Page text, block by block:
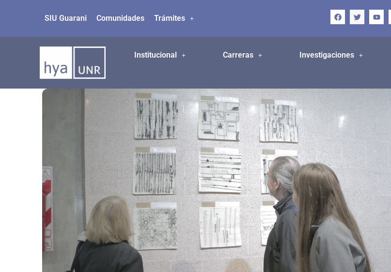
al
SIU Guarani Comunidades Trámites
Institucional Carreras Investigaciones